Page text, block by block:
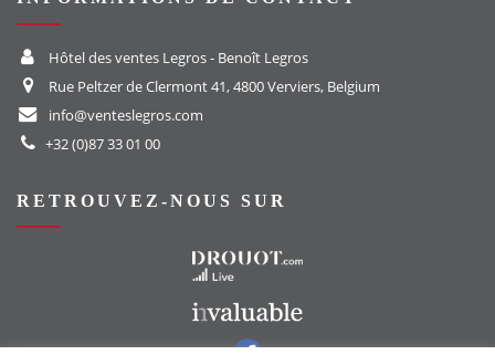
Hôtel des ventes Legros - Benoît Legros
Rue Peltzer de Clermont 41, 4800 Verviers, Belgium
info@venteslegros.com
+32 (0)87 33 01 00
RETROUVEZ-NOUS SUR
Vers notre groupe Facebook